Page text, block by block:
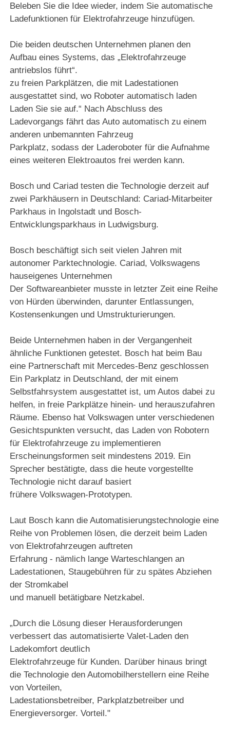
Beleben Sie die Idee wieder, indem Sie automatische
Ladefunktionen für Elektrofahrzeuge hinzufügen.
Die beiden deutschen Unternehmen planen den
Aufbau eines Systems, das „Elektrofahrzeuge
antriebslos führt“.
zu freien Parkplätzen, die mit Ladestationen
ausgestattet sind, wo Roboter automatisch laden
Laden Sie sie auf.“ Nach Abschluss des
Ladevorgangs fährt das Auto automatisch zu einem
anderen unbemannten Fahrzeug
Parkplatz, sodass der Laderoboter für die Aufnahme
eines weiteren Elektroautos frei werden kann.
Bosch und Cariad testen die Technologie derzeit auf
zwei Parkhäusern in Deutschland: Cariad-Mitarbeiter
Parkhaus in Ingolstadt und Bosch-
Entwicklungsparkhaus in Ludwigsburg.
Bosch beschäftigt sich seit vielen Jahren mit
autonomer Parktechnologie. Cariad, Volkswagens
hauseigenes Unternehmen
Der Softwareanbieter musste in letzter Zeit eine Reihe
von Hürden überwinden, darunter Entlassungen,
Kostensenkungen und Umstrukturierungen.
Beide Unternehmen haben in der Vergangenheit
ähnliche Funktionen getestet. Bosch hat beim Bau
eine Partnerschaft mit Mercedes-Benz geschlossen
Ein Parkplatz in Deutschland, der mit einem
Selbstfahrsystem ausgestattet ist, um Autos dabei zu
helfen, in freie Parkplätze hinein- und herauszufahren
Räume. Ebenso hat Volkswagen unter verschiedenen
Gesichtspunkten versucht, das Laden von Robotern
für Elektrofahrzeuge zu implementieren
Erscheinungsformen seit mindestens 2019. Ein
Sprecher bestätigte, dass die heute vorgestellte
Technologie nicht darauf basiert
frühere Volkswagen-Prototypen.
Laut Bosch kann die Automatisierungstechnologie eine
Reihe von Problemen lösen, die derzeit beim Laden
von Elektrofahrzeugen auftreten
Erfahrung - nämlich lange Warteschlangen an
Ladestationen, Staugebühren für zu spätes Abziehen
der Stromkabel
und manuell betätigbare Netzkabel.
„Durch die Lösung dieser Herausforderungen
verbessert das automatisierte Valet-Laden den
Ladekomfort deutlich
Elektrofahrzeuge für Kunden. Darüber hinaus bringt
die Technologie den Automobilherstellern eine Reihe
von Vorteilen,
Ladestationsbetreiber, Parkplatzbetreiber und
Energieversorger. Vorteil."